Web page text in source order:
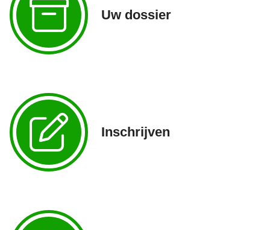
Uw dossier
Inschrijven